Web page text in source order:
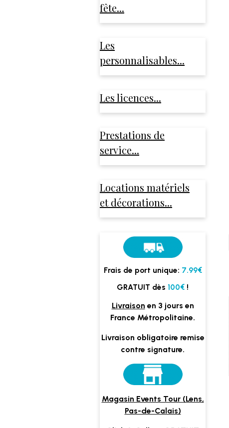
fête...
Les
personnalisables...
Les licences...
Prestations de
service...
Locations matériels
et décorations...
Frais de port unique: 7.99€
GRATUIT dès 100€ !
Livraison en 3 jours en
France Métropolitaine.
Livraison obligatoire remise
contre signature.
Magasin Events Tour (Lens,
Pas-de-Calais)